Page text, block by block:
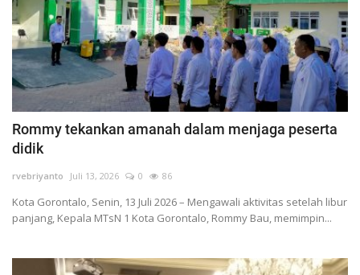
Rommy tekankan amanah dalam menjaga peserta
didik
rvebriyanto Juli 13, 2026 0 86
Kota Gorontalo, Senin, 13 Juli 2026 – Mengawali aktivitas setelah libur
panjang, Kepala MTsN 1 Kota Gorontalo, Rommy Bau, memimpin...